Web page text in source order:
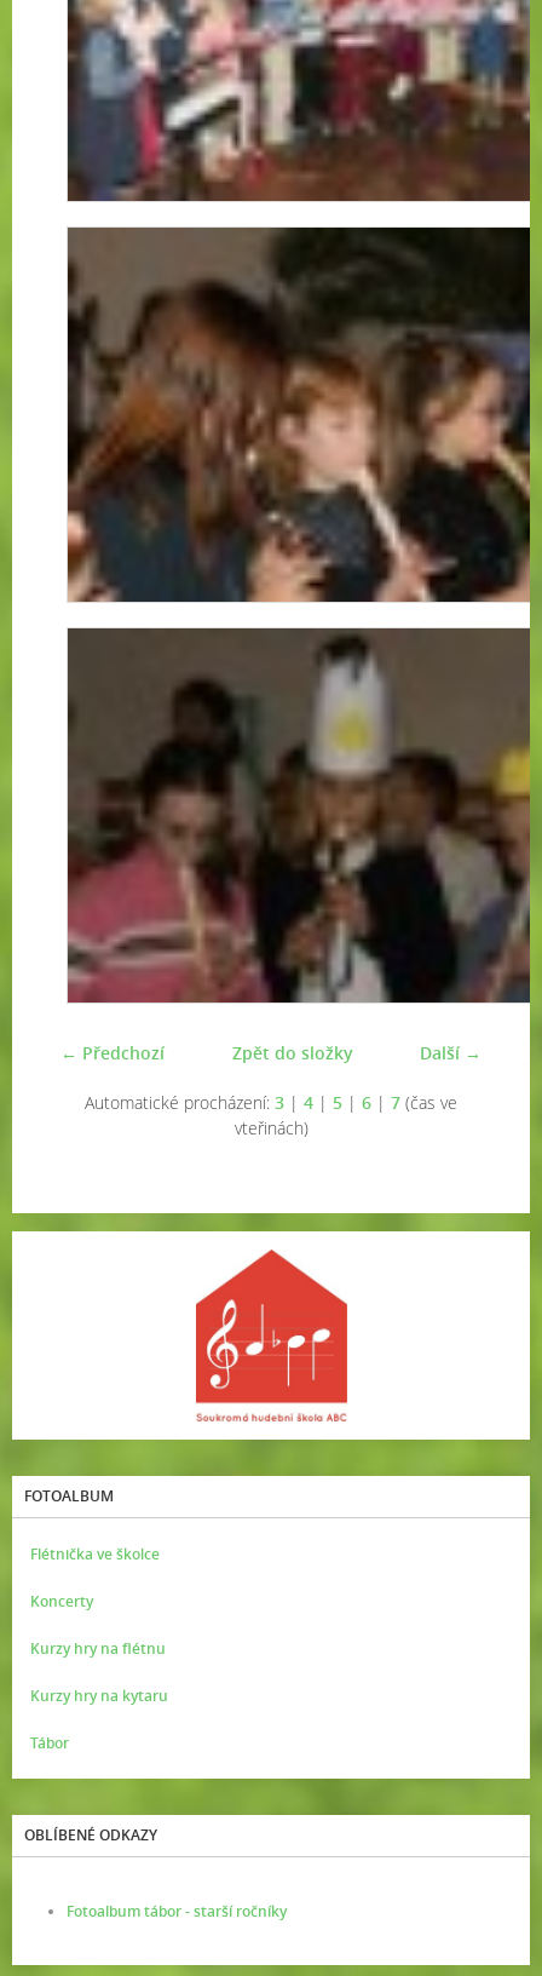
← Předchozí Další →
Zpět do složky
Automatické procházení: 3 | 4 | 5 | 6 | 7 (čas ve
vteřinách)
FOTOALBUM
Flétnička ve školce
Koncerty
Kurzy hry na flétnu
Kurzy hry na kytaru
Tábor
OBLÍBENÉ ODKAZY
Fotoalbum tábor - starší ročníky